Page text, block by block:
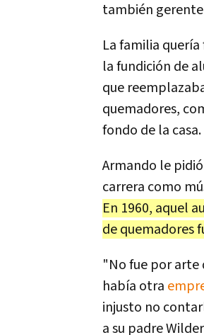
también
La familia
la fundición de
que
quemadores,
fondo de la
Armando le
carrera como
En 1960, aquel
de quemadores
"No fue por arte
había otra
injusto no
a su padre